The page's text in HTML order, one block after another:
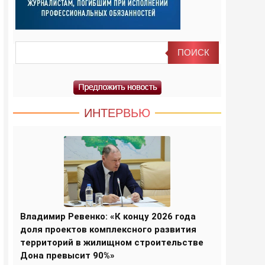
ИНТЕРВЬЮ
Владимир Ревенко: «К концу 2026 года
доля проектов комплексного развития
территорий в жилищном строительстве
Дона превысит 90%»